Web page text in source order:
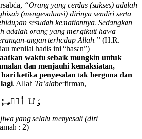
“Orang yang cerdas (sukses) adalah
(mengevaluasi) dirinya sendiri serta
sesudah kematiannya. Sedangkan
adalah orang yang mengikuti hawa
angan terhadap Allah.” (H.R.
menilai hadis ini “hasan”)
waktu sebaik mungkin untuk
dan menjauhi kemaksiatan,
hari ketika penyesalan tak berguna dan
. Allah Ta’alaberfirman,
وَلَآ أُقۡسِمُ
yang selalu menyesali (diri
: 2)